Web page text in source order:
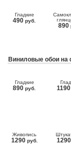
Гладкие
490 руб.
890
Виниловые обои на
Гладкие
890 руб. 1190
Живопись
1290 руб. 1290